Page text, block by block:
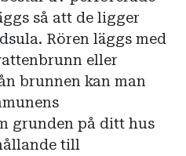
så att de ligger
Rören läggs med
eller
brunnen kan man
grunden på ditt hus
till